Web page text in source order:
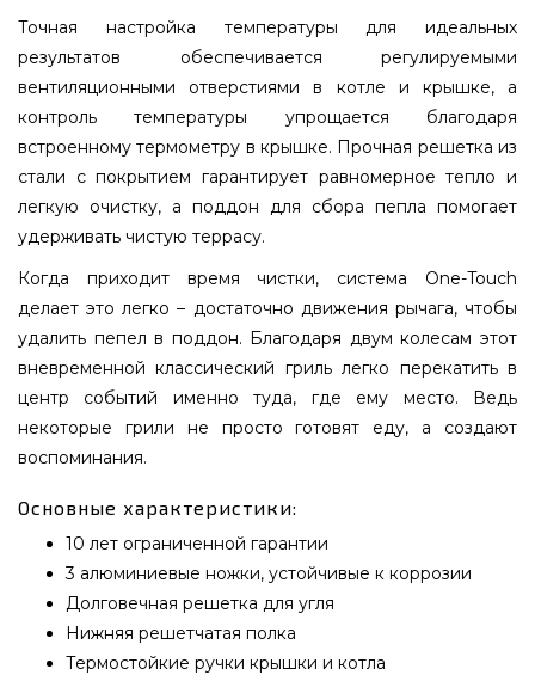
Точная настройка температуры для идеальных
результатов обеспечивается регулируемыми
вентиляционными отверстиями в котле и крышке, а
контроль температуры упрощается благодаря
встроенному термометру в крышке. Прочная решетка из
стали с покрытием гарантирует равномерное тепло и
легкую очистку, а поддон для сбора пепла помогает
удерживать чистую террасу.
Когда приходит время чистки, система One-Touch
делает это легко – достаточно движения рычага, чтобы
удалить пепел в поддон. Благодаря двум колесам этот
вневременной классический гриль легко перекатить в
центр событий именно туда, где ему место. Ведь
некоторые грили не просто готовят еду, а создают
воспоминания.
Основные характеристики:
10 лет ограниченной гарантии
3 алюминиевые ножки, устойчивые к коррозии
Долговечная решетка для угля
Нижняя решетчатая полка
Термостойкие ручки крышки и котла